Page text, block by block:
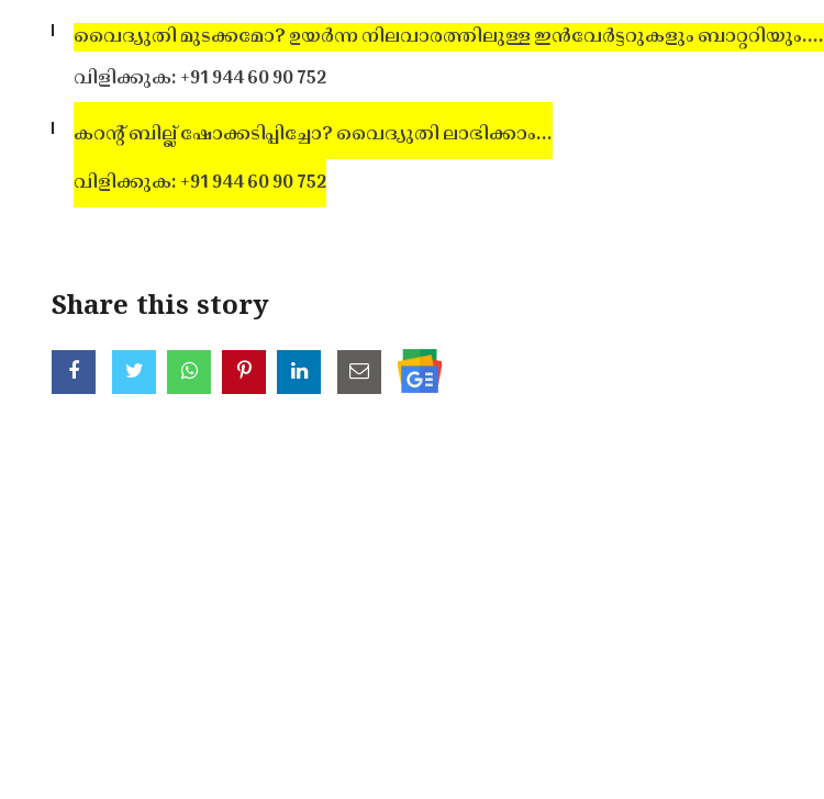
വൈദ്യുതി മുടക്കമോ? ഉയര്‍ന്ന നിലവാരത്തിലുള്ള ഇന്‍വേര്‍ട്ടറുകളും ബാറ്ററിയും....
വിളിക്കുക: +91 944 60 90 752
കറന്റ് ബില്ല് ഷോക്കടിപ്പിച്ചോ? വൈദ്യുതി ലാഭിക്കാം...
വിളിക്കുക: +91 944 60 90 752
Share this story